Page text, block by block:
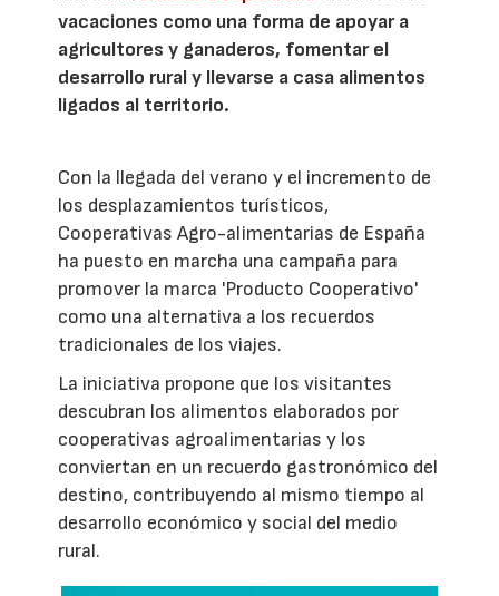
vacaciones como una forma de apoyar a
agricultores y ganaderos, fomentar el
desarrollo rural y llevarse a casa alimentos
ligados al territorio.
Con la llegada del verano y el incremento de
los desplazamientos turísticos,
Cooperativas Agro-alimentarias de España
ha puesto en marcha una campaña para
promover la marca 'Producto Cooperativo'
como una alternativa a los recuerdos
tradicionales de los viajes.
La iniciativa propone que los visitantes
descubran los alimentos elaborados por
cooperativas agroalimentarias y los
conviertan en un recuerdo gastronómico del
destino, contribuyendo al mismo tiempo al
desarrollo económico y social del medio
rural.